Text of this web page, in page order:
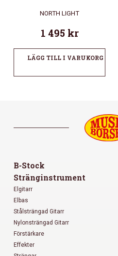
NORTH LIGHT
1 495 kr
LÄGG TILL I VARUKORG
B-Stock
Stränginstrument
Elgitarr
Elbas
Stålsträngad Gitarr
Nylonsträngad Gitarr
Förstärkare
Effekter